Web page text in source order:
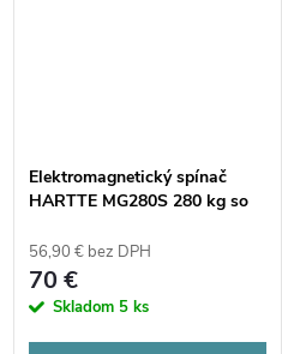
Elektromagnetický spínač
HARTTE MG280S 280 kg so
56,90 € bez DPH
70 €
Skladom 5 ks